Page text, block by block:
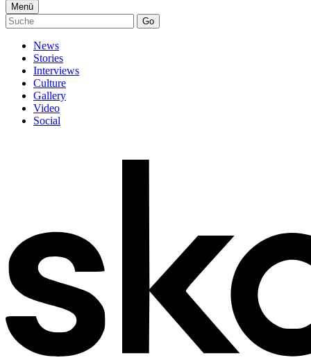
Menü
Go
News
Stories
Interviews
Culture
Gallery
Video
Social